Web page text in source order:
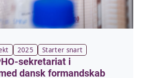
2025 Starter snart
sekretariat i
dansk formandskab